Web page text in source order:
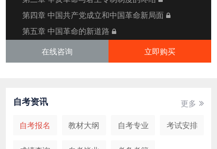
第四章 中国共产党成立和中国革命新局面
第五章 中国革命的新道路
第六章 中华民族的抗日战争
第七章 为建立新中国而奋斗
第九章 改革开放与中国特色社会主义的开创和发展
第十章 中国特色社会主义进入新时代
在线咨询 立即购买
自考资讯
自考报名 教材大纲 自考专业 考试安排
更多